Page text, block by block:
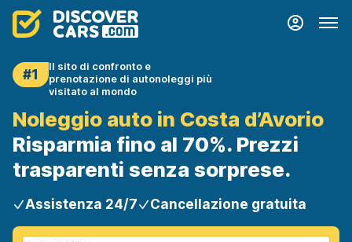
#1
Il sito di confronto e
prenotazione di autonoleggi più
visitato al mondo
Noleggio auto in Costa d’Avorio
Risparmia fino al 70%. Prezzi
trasparenti senza sorprese.
Assistenza 24/7 Cancellazione gratuita